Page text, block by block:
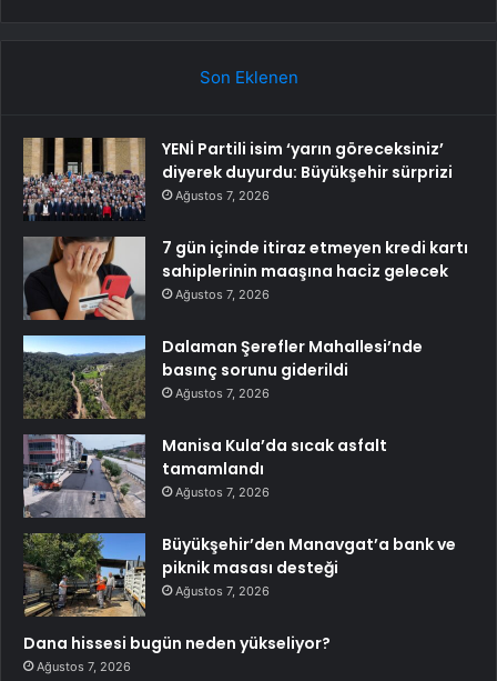
Son Eklenen
YENİ Partili isim ‘yarın göreceksiniz’
diyerek duyurdu: Büyükşehir sürprizi
Ağustos 7, 2026
7 gün içinde itiraz etmeyen kredi kartı
sahiplerinin maaşına haciz gelecek
Ağustos 7, 2026
Dalaman Şerefler Mahallesi’nde
basınç sorunu giderildi
Ağustos 7, 2026
Manisa Kula’da sıcak asfalt
tamamlandı
Ağustos 7, 2026
Büyükşehir’den Manavgat’a bank ve
piknik masası desteği
Ağustos 7, 2026
Dana hissesi bugün neden yükseliyor?
Ağustos 7, 2026